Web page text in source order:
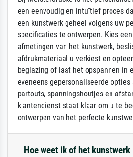
een eenvoudig en intuïtief proces
een kunstwerk geheel volgens uw
specificaties te ontwerpen. Kies
afmetingen van het kunstwerk,
afdrukmateriaal u verkiest en
beglazing of laat het opspannen in
eveneens gepersonaliseerde opties
partouts, spanningshoutjes en
klantendienst staat klaar om u te
ontwerpen van het perfecte
Hoe weet ik of het